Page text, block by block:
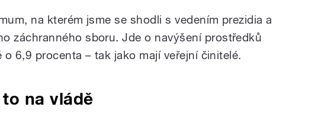
na kterém jsme se shodli s vedením prezidia a
záchranného sboru. Jde o navýšení prostředků
o 6,9 procenta – tak jako mají veřejní činitelé.
na vládě